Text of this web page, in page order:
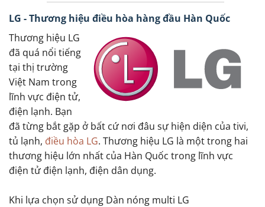
LG - Thương hiệu điều hòa hàng đầu Hàn Quốc
Thương hiệu LG
đã quá nổi tiếng
tại thị trường
Việt Nam trong
lĩnh vực điện tử,
điện lạnh. Bạn
đã từng bắt gặp ở bất cứ nơi đâu sự hiện diện của tivi,
tủ lạnh, điều hòa LG. Thương hiệu LG là một trong hai
thương hiệu lớn nhất của Hàn Quốc trong lĩnh vực
điện tử điện lạnh, điện dân dụng.
Khi lựa chọn sử dụng Dàn nóng multi LG